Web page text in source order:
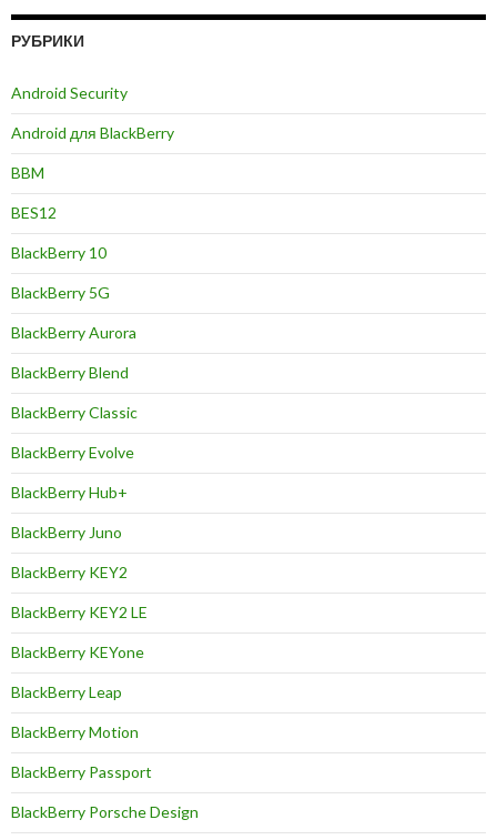
РУБРИКИ
Android Security
Android для BlackBerry
BBM
BES12
BlackBerry 10
BlackBerry 5G
BlackBerry Aurora
BlackBerry Blend
BlackBerry Classic
BlackBerry Evolve
BlackBerry Hub+
BlackBerry Juno
BlackBerry KEY2
BlackBerry KEY2 LE
BlackBerry KEYone
BlackBerry Leap
BlackBerry Motion
BlackBerry Passport
BlackBerry Porsche Design